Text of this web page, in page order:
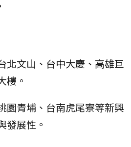
北文山、台中大慶、高雄巨
樓。
園青埔、台南虎尾寮等新興
發展性。